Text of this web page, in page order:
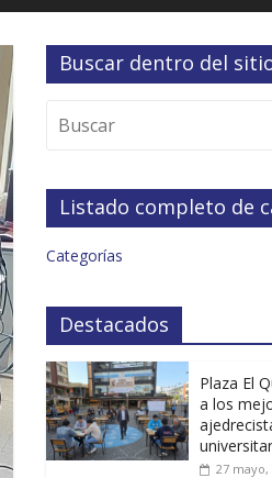
Buscar dentro del
Listado completo de
Categorías
Destacados
Plaza El
a los
27 mayo,